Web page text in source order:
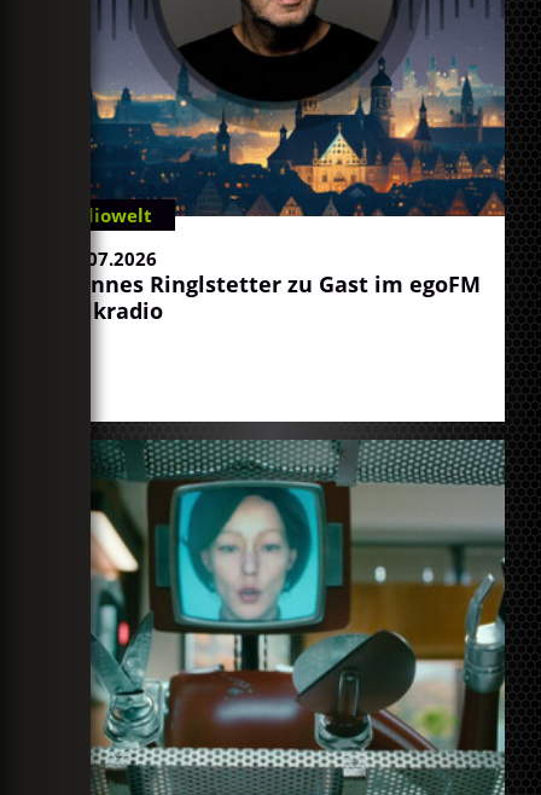
Radiowelt
08.07.2026
Hannes Ringlstetter zu Gast im egoFM
Talkradio